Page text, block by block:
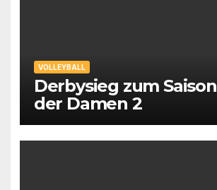
VOLLEYBALL
Derbysieg zum
der Damen 2